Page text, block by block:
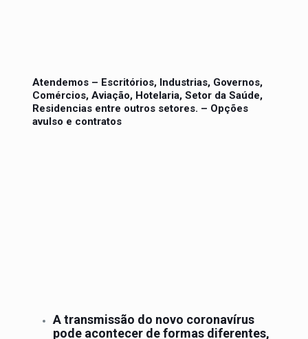
Atendemos – Escritórios, Industrias, Governos,
Comércios, Aviação, Hotelaria, Setor da Saúde,
Residencias entre outros setores. – Opções
avulso e contratos
A transmissão do novo coronavírus
pode acontecer de formas diferentes,